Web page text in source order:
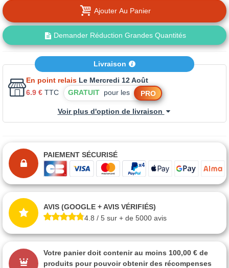
Ajouter Au Panier
Demander Réduction Grandes Quantités
Livraison
En point relais Le Mercredi 12 Août
6.9 € TTC GRATUIT pour les PRO
Voir plus d'option de livraison
PAIEMENT SÉCURISÉ
AVIS (GOOGLE + AVIS VÉRIFIÉS)
4.8 / 5 sur + de 5000 avis
Votre panier doit contenir au moins 100,00 € de
produits pour pouvoir obtenir des récompenses